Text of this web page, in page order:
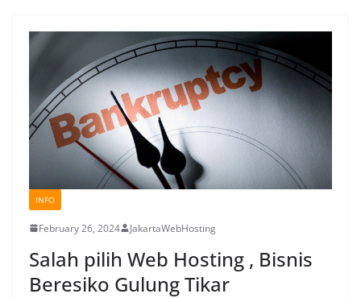
INFO
February 26, 2024 JakartaWebHosting
Salah pilih Web Hosting , Bisnis
Beresiko Gulung Tikar